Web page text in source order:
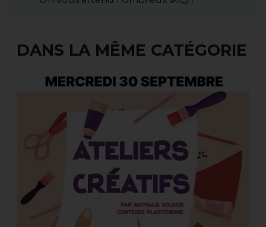
DANS LA MÊME CATÉGORIE